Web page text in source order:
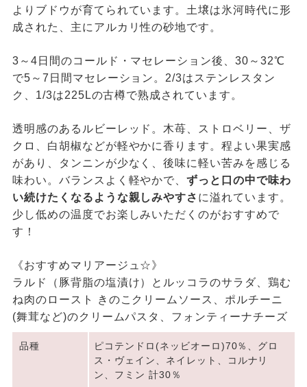
よりブドウが育てられています。土壌は氷河時代に形
成された、主にアルカリ性の砂地です。
3～4日間のコールド・マセレーション後、30～32℃
で5～7日間マセレーション。2/3はステンレスタン
ク、1/3は225Lの古樽で熟成されています。
透明感のあるルビーレッド。木苺、ストロベリー、ザ
クロ、白胡椒などが軽やかに香ります。程よい果実感
があり、タンニンが少なく、後味に軽い苦みを感じる
味わい。バランスよく軽やかで、ずっと口の中で味わ
い続けたくなるような親しみやすさ に溢れています。
少し低めの温度でお楽しみいただくのがおすすめで
す！
《おすすめマリアージュ☆》
ラルド（豚背脂の塩漬け）とルッコラのサラダ、鶏む
ね肉のロースト きのこクリームソース、ポルチーニ
(舞茸など)のクリームパスタ、フォンティーナチーズ
品種
ピコテンドロ(ネッビオーロ)70％、グロ
ス・ヴェイン、ネイレット、コルナリ
ン、フミン 計30％